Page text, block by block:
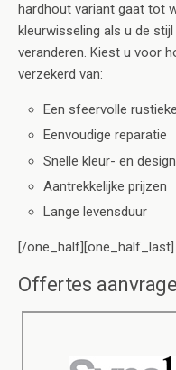
hardhout variant gaat tot
kleurwisseling als u de
veranderen. Kiest u voor
verzekerd van:
Een sfeervolle
Eenvoudige reparatie
Snelle kleur- en
Aantrekkelijke prijzen
Lange levensduur
[/one_half][one_half_last]
Offertes